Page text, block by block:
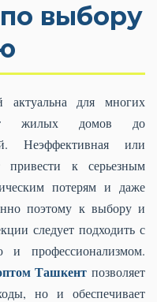
выбору
актуальна для многих
жилых домов до
Неэффективная или
привести к серьезным
потерям и даже
поэтому к выбору и
следует подходить с
и профессионализмом.
Ташкент позволяет
но и обеспечивает